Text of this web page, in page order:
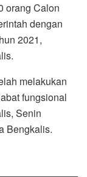
orang Calon
dengan
2021,
melakukan
fungsional
Senin
Bengkalis.